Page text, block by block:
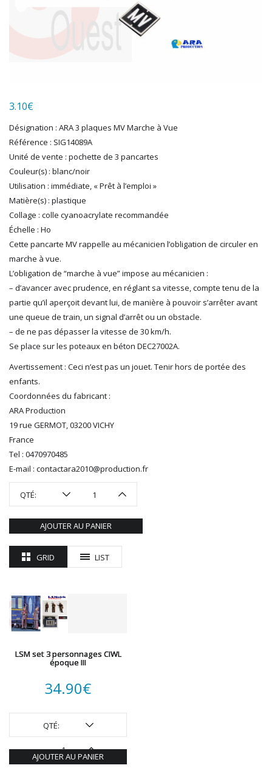
HUMBROL
MAKETTE
MARLKIN
MKD
NOREV
NOVATEUR MODELES
PECO
PG mini
PIKO
PN SUD MODELISME
PREISER
PRINCE AUGUST
R37
REDUTEX
REE
RÉGIONS ET COMPAGNIES
ROCO
ROTOMAGUS
ROUTE 87
SAI
TAMIYA
TORTOISE
TRAINS OUEST
Trains-O-Matic
TRIX
VIESSMANN
WIKING
WOODLAND SCENICS
XURON
3.10€
Désignation : ARA 3 plaques MV Marche à Vue
Référence : SIG14089A
Unité de vente : pochette de 3 pancartes
Couleur(s) : blanc/noir
Utilisation : immédiate, « Prêt à l’emploi »
Matière(s) : plastique
Collage : colle cyanoacrylate recommandée
Échelle : Ho
Cette pancarte MV rappelle au mécanicien l’obligation de circuler en
marche à vue.
L’obligation de “marche à vue” impose au mécanicien :
– d’avancer avec prudence, en réglant sa vitesse, compte tenu de la
partie qu’il aperçoit devant lui, de manière à pouvoir s’arrêter avant
une queue de train, un signal d’arrêt ou un obstacle.
– de ne pas dépasser la vitesse de 30 km/h.
Se place sur les poteaux en béton DEC27002A.
Avertissement : Ceci n’est pas un jouet. Tenir hors de portée des
enfants.
Coordonnées du fabricant :
ARA Production
19 rue GERMOT, 03200 VICHY
France
Tel : 0470970485
E-mail : contactara2010@production.fr
QTÉ:
AJOUTER AU PANIER
GRID LIST
LSM set 3 personnages CIWL
époque III
34.90€
QTÉ:
AJOUTER AU PANIER